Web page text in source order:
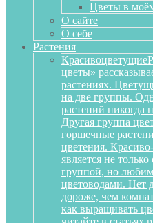
Цветы в
О сайте
О себе
Растения
Красивоцветущие
цветы»
растениях.
на две группы.
растений никогда
Другая группа
горшечные
цветения.
является не
группой, но
цветоводами. Нет
дороже, чем
как выращивать